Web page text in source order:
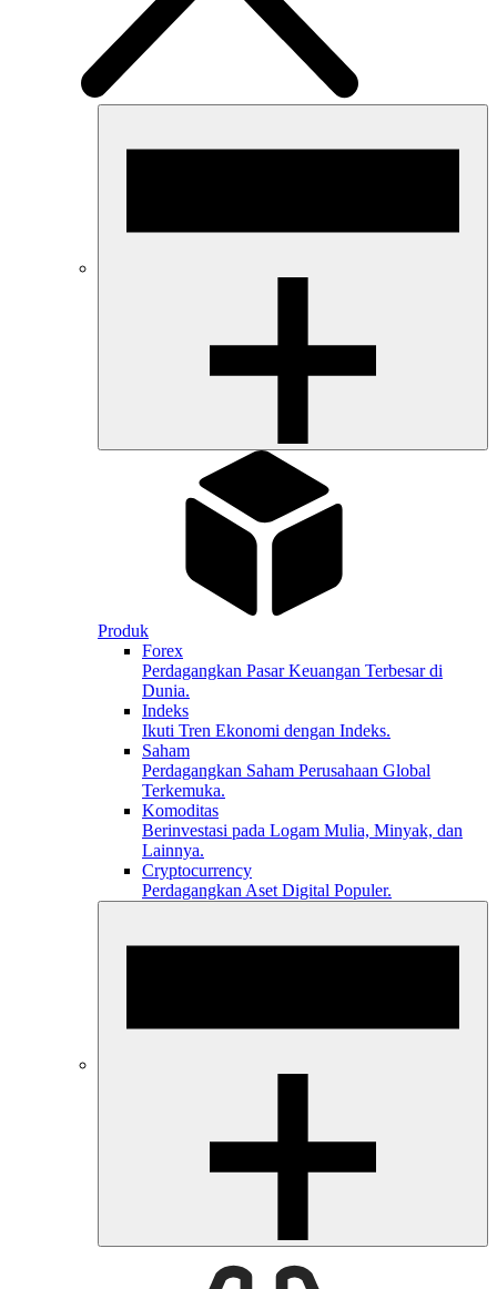
Produk
Forex
Perdagangkan Pasar Keuangan Terbesar di
Dunia.
Indeks
Ikuti Tren Ekonomi dengan Indeks.
Saham
Perdagangkan Saham Perusahaan Global
Terkemuka.
Komoditas
Berinvestasi pada Logam Mulia, Minyak, dan
Lainnya.
Cryptocurrency
Perdagangkan Aset Digital Populer.